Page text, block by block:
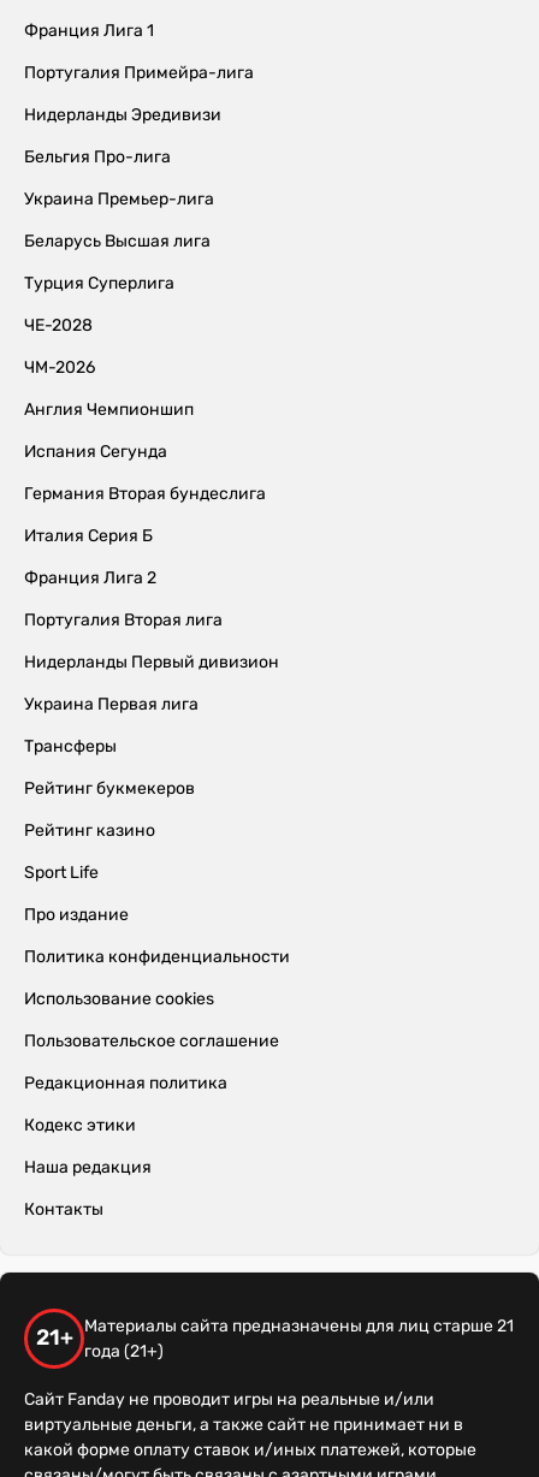
Франция Лига 1
Португалия Примейра-лига
Нидерланды Эредивизи
Бельгия Про-лига
Украина Премьер-лига
Беларусь Высшая лига
Турция Суперлига
ЧЕ-2028
ЧМ-2026
Англия Чемпионшип
Испания Сегунда
Германия Вторая бундеслига
Италия Серия Б
Франция Лига 2
Португалия Вторая лига
Нидерланды Первый дивизион
Украина Первая лига
Трансферы
Рейтинг букмекеров
Рейтинг казино
Sport Life
Про издание
Политика конфиденциальности
Использование cookies
Пользовательское соглашение
Редакционная политика
Кодекс этики
Наша редакция
Контакты
21+
Материалы сайта предназначены для лиц старше 21
года (21+)
Сайт Fanday не проводит игры на реальные и/или
виртуальные деньги, а также сайт не принимает ни в
какой форме оплату ставок и/иных платежей, которые